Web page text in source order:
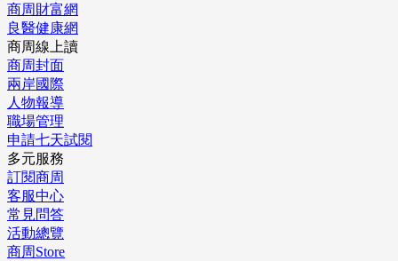
商周財富網
良醫健康網
商周線上讀
商周封面
兩岸國際
人物報導
職場管理
申請七天試閱
多元服務
訂閱商周
客服中心
常見問答
活動總覽
商周Store